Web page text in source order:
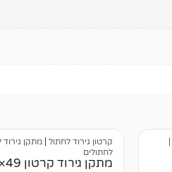
קרטון גירוד לחתול
מתקן
לחתולים
מתקן גירוד קרטון 49×25 סמ